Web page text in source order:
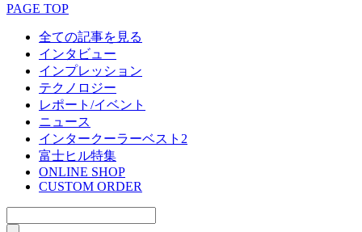
PAGE TOP
全ての記事を見る
インタビュー
インプレッション
テクノロジー
レポート/イベント
ニュース
インタークーラーベスト2
富士ヒル特集
ONLINE SHOP
CUSTOM ORDER